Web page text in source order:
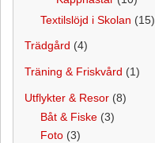
Textilslöjd i Skolan (15)
Trädgård (4)
Träning & Friskvård (1)
Utflykter & Resor (8)
Båt & Fiske (3)
Foto (3)